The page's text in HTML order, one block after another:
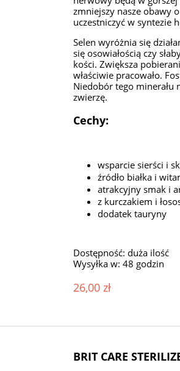
zmniejszy nasze obawy
uczestniczyć w syntezie
Selen wyróżnia się
się osowiałością czy
kości. Zwiększa
właściwie pracowało.
Niedobór tego minerału
zwierzę.
Cechy:
wsparcie sierści i
źródło białka i
atrakcyjny smak i
z kurczakiem i
dodatek tauryny
Dostępność: duża ilość
Wysyłka w: 48 godzin
26,00 zł
BRIT CARE